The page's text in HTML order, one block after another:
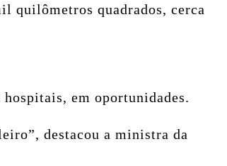
quilômetros quadrados, cerca
em oportunidades.
destacou a ministra da